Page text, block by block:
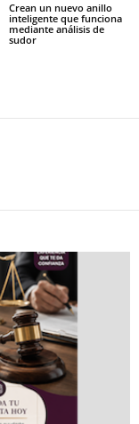
Crean un nuevo anillo
inteligente que funciona
mediante análisis de
sudor